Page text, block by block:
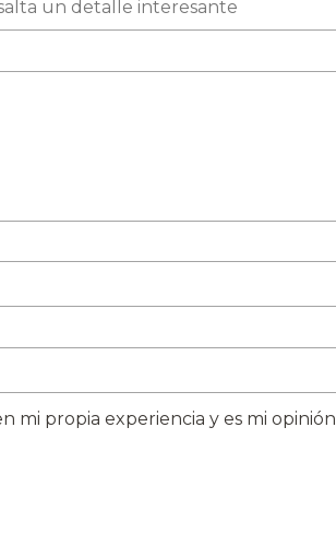
mi propia experiencia y es mi opinión